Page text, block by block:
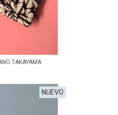
TAKAYAMA
NUEVO